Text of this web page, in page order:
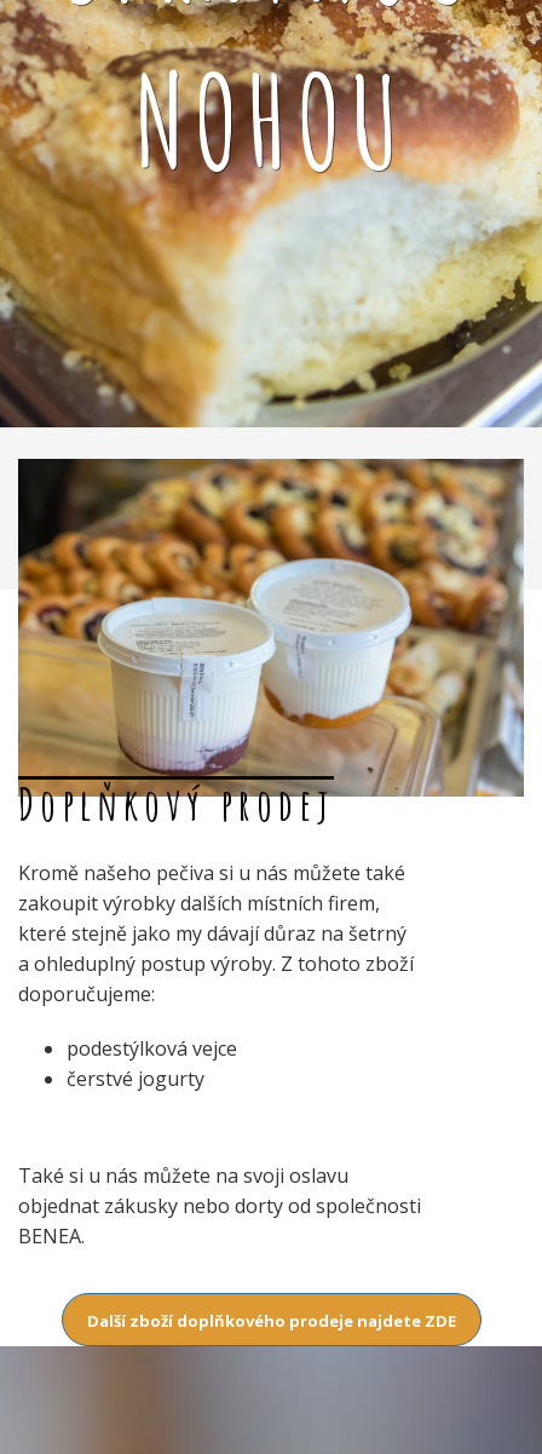
NOHOU
Doplňkový prodej
Kromě našeho pečiva si u nás můžete také
zakoupit výrobky dalších místních firem,
které stejně jako my dávají důraz na šetrný
a ohleduplný postup výroby. Z tohoto zboží
doporučujeme:
podestýlková vejce
čerstvé jogurty
Také si u nás můžete na svoji oslavu
objednat zákusky nebo dorty od společnosti
BENEA.
Další zboží doplňkového prodeje najdete ZDE